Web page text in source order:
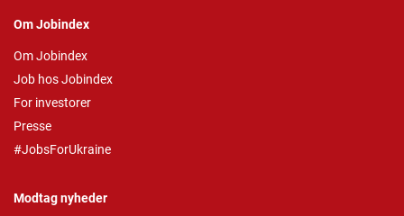
Om Jobindex
Om Jobindex
Job hos Jobindex
For investorer
Presse
#JobsForUkraine
Modtag nyheder